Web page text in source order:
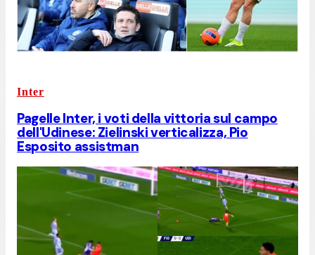
Inter
Pagelle Inter, i voti della vittoria sul campo
dell'Udinese: Zielinski verticalizza, Pio
Esposito assistman